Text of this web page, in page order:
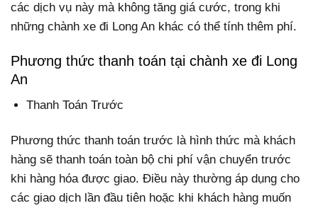
các dịch vụ này mà không tăng giá cước, trong khi
những chành xe đi Long An khác có thể tính thêm phí.
Phương thức thanh toán tại chành xe đi Long
An
Thanh Toán Trước
Phương thức thanh toán trước là hình thức mà khách
hàng sẽ thanh toán toàn bộ chi phí vận chuyển trước
khi hàng hóa được giao. Điều này thường áp dụng cho
các giao dịch lần đầu tiên hoặc khi khách hàng muốn